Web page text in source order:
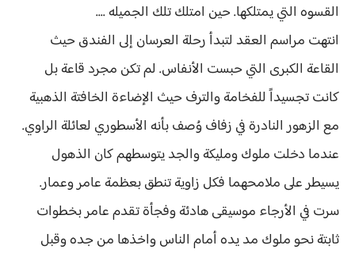
القسوه التي يمتلكها. حين امتلك تلك الجميله ....
انتهت مراسم العقد لتبدأ رحلة العرسان إلى الفندق حيث
القاعة الكبرى التي حبست الأنفاس. لم تكن مجرد قاعة بل
كانت تجسيداً للفخامة والترف حيث الإضاءة الخافتة الذهبية
مع الزهور النادرة في زفاف وُصف بأنه الأسطوري لعائلة الراوي.
عندما دخلت ملوك ومليكة والجد يتوسطهم كان الذهول
يسيطر على ملامحهما فكل زاوية تنطق بعظمة عامر وعمار.
سرت في الأرجاء موسيقى هادئة وفجأة تقدم عامر بخطوات
ثابتة نحو ملوك مد يده أمام الناس واخذها من جده وقبل